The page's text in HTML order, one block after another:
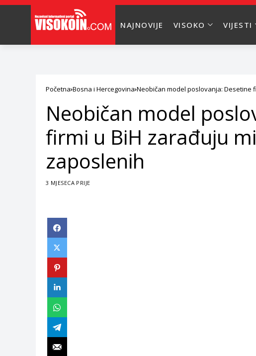
NAJNOVIJE VISOKO VIJESTI
Početna Bosna i Hercegovina Neobičan model poslovanja: Desetine
Neobičan model
firmi u BiH zarađuju
zaposlenih
3 MJESECA PRIJE